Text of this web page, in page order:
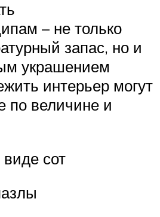
– не только
запас, но и
украшением
интерьер могут
по величине и
сот